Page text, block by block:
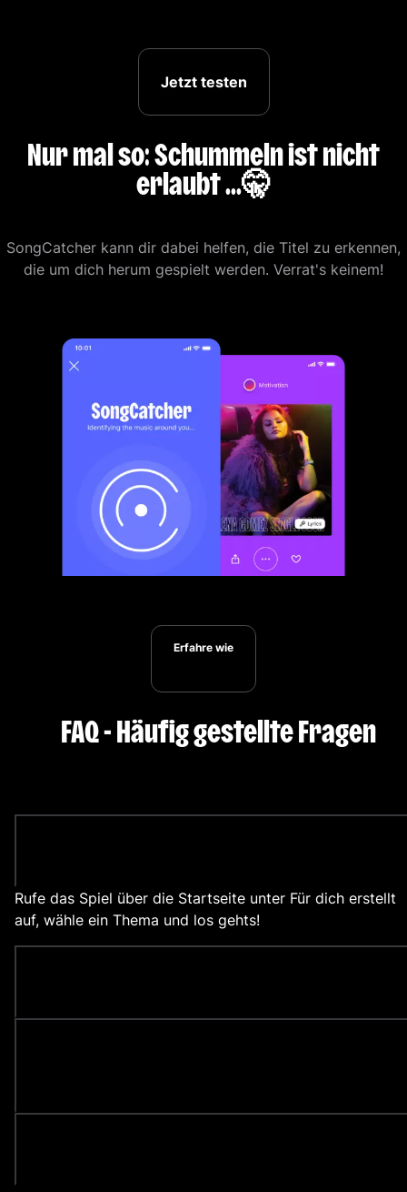
Jetzt testen
Nur mal so: Schummeln ist nicht
erlaubt ...🤫
SongCatcher kann dir dabei helfen, die Titel zu erkennen,
die um dich herum gespielt werden. Verrat's keinem!
Erfahre wie
FAQ - Häufig gestellte Fragen
Rufe das Spiel über die Startseite unter Für dich erstellt
auf, wähle ein Thema und los gehts!